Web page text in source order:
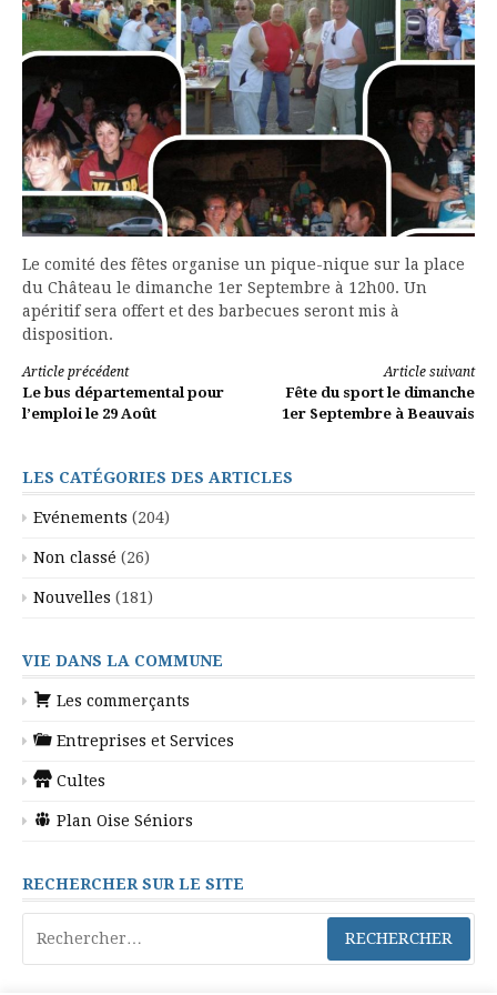
Le comité des fêtes organise un pique-nique sur la place
du Château le dimanche 1er Septembre à 12h00. Un
apéritif sera offert et des barbecues seront mis à
disposition.
Lire
la
suite
Article précédent
Le bus départemental pour
l’emploi le 29 Août
Article suivant
Fête du sport le dimanche
1er Septembre à Beauvais
LES CATÉGORIES DES ARTICLES
Evénements (204)
Non classé (26)
Nouvelles (181)
VIE DANS LA COMMUNE
Les commerçants
Entreprises et Services
Cultes
Plan Oise Séniors
RECHERCHER SUR LE SITE